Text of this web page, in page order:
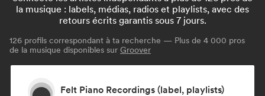
la musique : labels, médias, radios et playlists, avec des
retours écrits garantis sous 7 jours.
126 profils correspondant à ta recherche — Plus de 4 000 pros
de la musique disponibles sur Groover
Felt Piano Recordings (label, playlists)